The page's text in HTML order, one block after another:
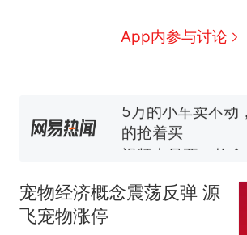
App内参与讨论
新 全球唯一没有
视频丨只要一枚
母瘫痪 轰-6J实力
电力部门回应
大雨将至一家老小
宠物经济概念震荡反弹 源
飞宠物涨停